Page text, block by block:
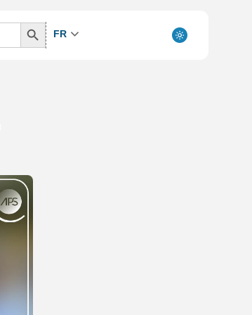
Search
Button
FR